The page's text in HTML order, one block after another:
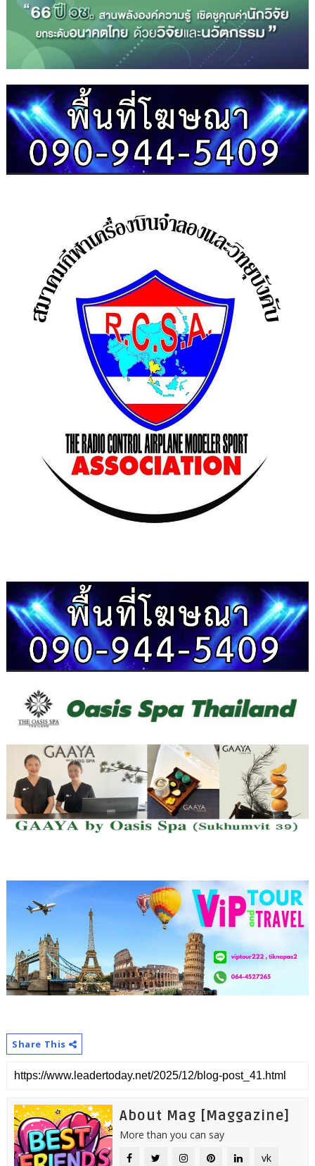
Share This
About Mag [Maggazine]
More than you can say
vk